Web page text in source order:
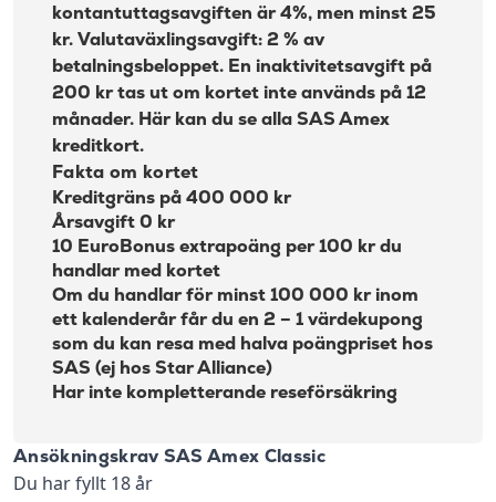
kontantuttagsavgiften är 4%, men minst 25
kr. Valutaväxlingsavgift: 2 % av
betalningsbeloppet. En inaktivitetsavgift på
200 kr tas ut om kortet inte används på 12
månader. Här kan du se alla SAS Amex
kreditkort.
Fakta om kortet
Kreditgräns på 400 000 kr
Årsavgift 0 kr
10 EuroBonus extrapoäng per 100 kr du
handlar med kortet
Om du handlar för minst 100 000 kr inom
ett kalenderår får du en 2 – 1 värdekupong
som du kan resa med halva poängpriset hos
SAS (ej hos Star Alliance)
Har inte kompletterande reseförsäkring
Ansökningskrav SAS Amex Classic
Du har fyllt 18 år